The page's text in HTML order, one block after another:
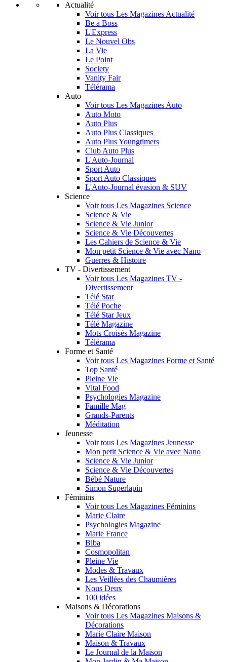
Actualité
Voir tous Les Magazines Actualité
Be a Boss
L'Express
Le Nouvel Obs
La Vie
Le Point
Society
Vanity Fair
Télérama
Auto
Voir tous Les Magazines Auto
Auto Moto
Auto Plus
Auto Plus Classiques
Auto Plus Youngtimers
Club Auto Plus
L'Auto-Journal
Sport Auto
Sport Auto Classiques
L'Auto-Journal évasion & SUV
Science
Voir tous Les Magazines Science
Science & Vie
Science & Vie Junior
Science & Vie Découvertes
Les Cahiers de Science & Vie
Mon petit Science & Vie avec Nano
Guerres & Histoire
TV - Divertissement
Voir tous Les Magazines TV -
Divertissement
Télé Star
Télé Poche
Télé Star Jeux
Télé Magazine
Mots Croisés Magazine
Télérama
Forme et Santé
Voir tous Les Magazines Forme et Santé
Top Santé
Pleine Vie
Vital Food
Psychologies Magazine
Famille Mag
Grands-Parents
Méditation
Jeunesse
Voir tous Les Magazines Jeunesse
Mon petit Science & Vie avec Nano
Science & Vie Junior
Science & Vie Découvertes
Bébé Nature
Simon Superlapin
Féminins
Voir tous Les Magazines Féminins
Marie Claire
Psychologies Magazine
Marie France
Biba
Cosmopolitan
Pleine Vie
Modes & Travaux
Les Veillées des Chaumières
Nous Deux
100 idées
Maisons & Décorations
Voir tous Les Magazines Maisons &
Décorations
Marie Claire Maison
Maison & Travaux
Le Journal de la Maison